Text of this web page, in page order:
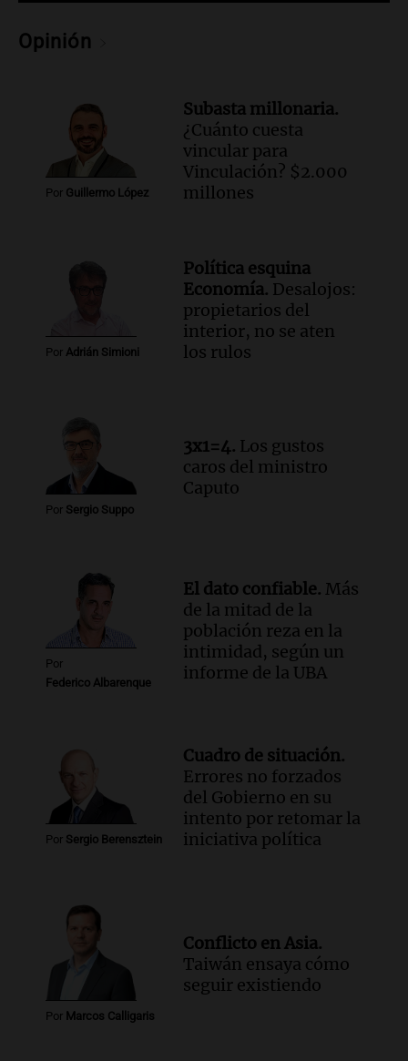
Audio.Investigan un asalto millonario a
la cooperativa Talamochita en Villa
María
Opinión
Por Guillermo López
Subasta millonaria.
¿Cuánto cuesta
vincular para
Vinculación? $2.000
millones
Por Adrián Simioni
Política esquina
Economía. Desalojos:
propietarios del
interior, no se aten
los rulos
Por Sergio Suppo
3x1=4. Los gustos
caros del ministro
Caputo
Por
Federico Albarenque
El dato confiable. Más
de la mitad de la
población reza en la
intimidad, según un
informe de la UBA
Por Sergio Berensztein
Cuadro de situación.
Errores no forzados
del Gobierno en su
intento por retomar la
iniciativa política
Por Marcos Calligaris
Conflicto en Asia.
Taiwán ensaya cómo
seguir existiendo